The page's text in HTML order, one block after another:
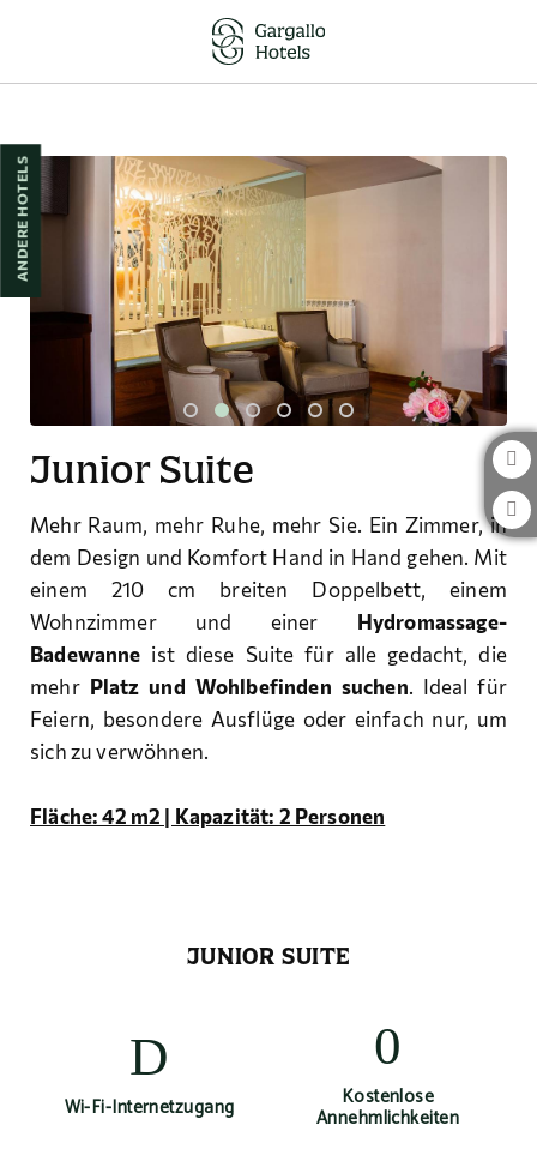
Junior Suite
Mehr Raum, mehr Ruhe, mehr Sie. Ein Zimmer, in
dem Design und Komfort Hand in Hand gehen. Mit
einem 210 cm breiten Doppelbett, einem
Wohnzimmer und einer Hydromassage-
Badewanne ist diese Suite für alle gedacht, die
mehr Platz und Wohlbefinden suchen. Ideal für
Feiern, besondere Ausflüge oder einfach nur, um
sich zu verwöhnen.
Fläche: 42 m2 | Kapazität: 2 Personen
JUNIOR SUITE
Wi-Fi-Internetzugang Kostenlose
Annehmlichkeiten
ANDERE HOTELS